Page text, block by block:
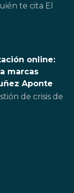
te cita El
online:
marcas
Aponte
de crisis de